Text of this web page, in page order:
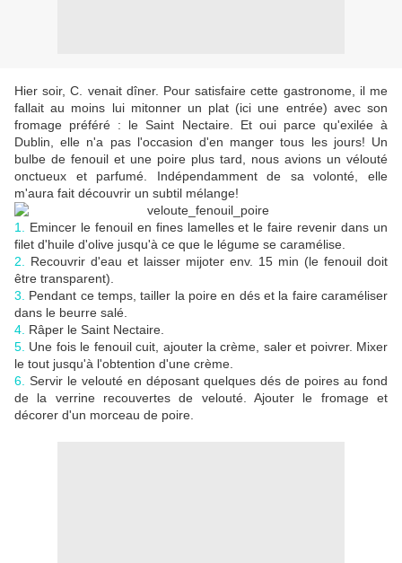
Hier soir, C. venait dîner. Pour satisfaire cette gastronome, il me
fallait au moins lui mitonner un plat (ici une entrée) avec son
fromage préféré : le Saint Nectaire. Et oui parce qu'exilée à
Dublin, elle n'a pas l'occasion d'en manger tous les jours! Un
bulbe de fenouil et une poire plus tard, nous avions un vélouté
onctueux et parfumé. Indépendamment de sa volonté, elle
m'aura fait découvrir un subtil mélange!
1.
Emincer le fenouil en fines lamelles et le faire revenir dans un
filet d'huile d'olive jusqu'à ce que le légume se caramélise.
2.
Recouvrir d'eau et laisser mijoter env. 15 min (le fenouil doit
être transparent).
3.
Pendant ce temps, tailler la poire en dés et la faire caraméliser
dans le beurre salé.
4. Râper le Saint Nectaire.
5. Une fois le fenouil cuit, ajouter la crème, saler et poivrer. Mixer
le tout jusqu'à l'obtention d'une crème.
6. Servir le velouté en déposant quelques dés de poires au fond
de la verrine recouvertes de velouté. Ajouter le fromage et
décorer d'un morceau de poire.